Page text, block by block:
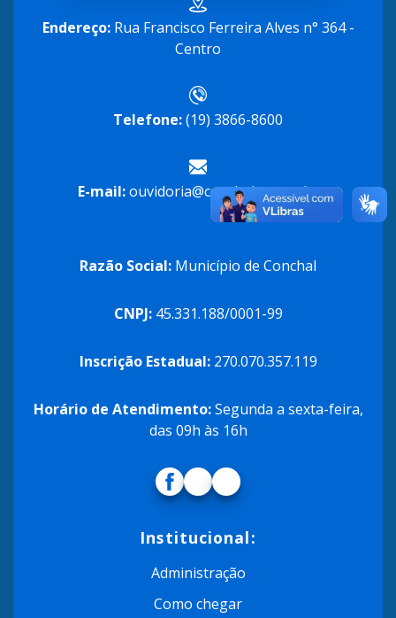
Endereço:Rua Francisco Ferreira Alves n° 364 -
Centro
Telefone:(19) 3866-8600
E-mail:ouvidoria@conchal.sp.gov.br
Razão Social: Município de Conchal
CNPJ:45.331.188/0001-99
Inscrição Estadual:270.070.357.119
Horário de Atendimento:Segunda a sexta-feira,
das 09h às 16h
Institucional:
Administração
Como chegar